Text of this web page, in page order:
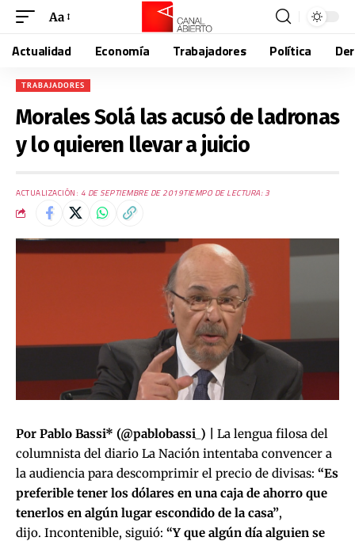
Aa
Actualidad Economía Trabajadores Política
TRABAJADORES
Morales Solá las acusó de ladronas
y lo quieren llevar a juicio
ACTUALIZACIÓN: 4 DE SEPTIEMBRE DE 2019TIEMPO DE LECTURA: 3
Por Pablo Bassi* (@pablobassi_) |
La lengua filosa del
columnista del diario La Nación intentaba convencer a
la audiencia para descomprimir el precio de divisas: “Es
preferible tener los dólares en una caja de ahorro que
tenerlos en algún lugar escondido de la casa”,
dijo. Incontenible, siguió: “Y que algún día alguien se